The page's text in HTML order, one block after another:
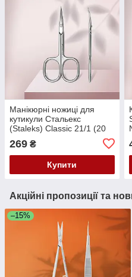
Манікюрні ножиці для
кутикули Стальекс
(Staleks) Classic 21/1 (20
269 ₴
Купити
Акційні пропозиції та
–15%